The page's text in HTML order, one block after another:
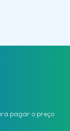
pagar o preço